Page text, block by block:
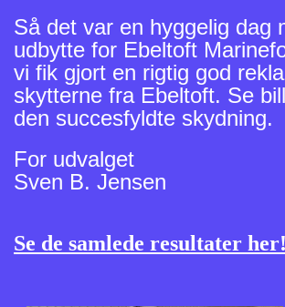
Så det var en hyggelig dag
udbytte for Ebeltoft
vi fik gjort en rigtig god
skytterne fra Ebeltoft. Se
den succesfyldte skydning.
For udvalget
Sven B. Jensen
Se de samlede resultater her!